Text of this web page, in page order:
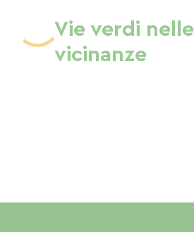
Vie verdi nelle
vicinanze